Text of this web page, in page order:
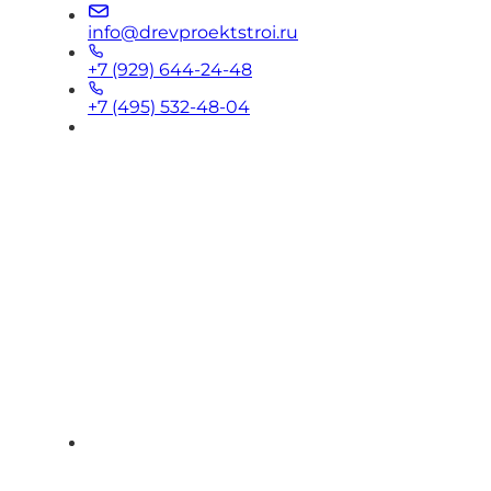
info@drevproektstroi.ru
+7 (929) 644-24-48
+7 (495) 532-48-04